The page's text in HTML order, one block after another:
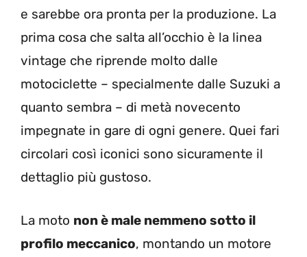
e sarebbe ora pronta per la produzione. La
prima cosa che salta all’occhio è la linea
vintage che riprende molto dalle
motociclette – specialmente dalle Suzuki a
quanto sembra – di metà novecento
impegnate in gare di ogni genere. Quei fari
circolari così iconici sono sicuramente il
dettaglio più gustoso.
La moto non è male nemmeno sotto il
profilo meccanico, montando un motore